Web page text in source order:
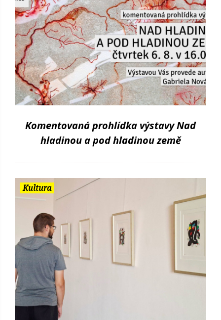
Komentovaná prohlídka výstavy Nad
hladinou a pod hladinou země
Kultura